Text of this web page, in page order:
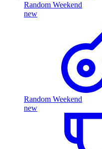
Random Weekend
new
Random Weekend
new